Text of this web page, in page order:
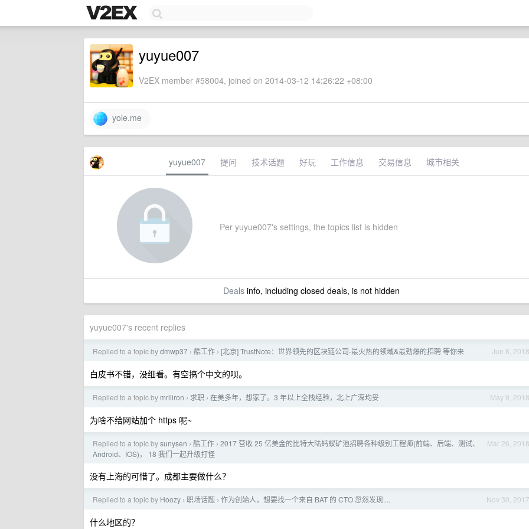
yuyue007
V2EX member #58004, joined on 2014-03-12 14:26:22 +08:00
yole.me
yuyue007 提问 技术话题 好玩 工作信息 交易信息 城市相关
Per yuyue007's settings, the topics list is hidden
Dealsinfo, including closed deals, is not hidden
yuyue007's recent replies
Jun 8, 2018
Replied to a topic bydmwp37 › 酷工作 › [北京] TrustNote：世界领先的区块链公司-最火热的领域&最劲爆的招聘 等你来
白皮书不错，没细看。有空搞个中文的呗。
May 9, 2018
Replied to a topic by mriiiron › 求职 › 在美多年，想家了。3 年以上全栈经验，北上广深均妥
为啥不给网站加个 https 呢~
Mar 26, 2018
Replied to a topic bysunysen › 酷工作 › 2017 营收 25 亿美金的比特大陆蚂蚁矿池招聘各种级别工程师(前端、后端、测试、
Android、IOS)， 18 我们一起升级打怪
没有上海的可惜了。成都主要做什么？
Nov 30, 2017
Replied to a topic by Hoozy › 职场话题 › 作为创始人，想要找一个来自 BAT 的 CTO 忽然发现....
什么地区的？